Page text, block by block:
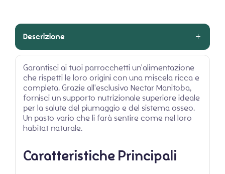
Descrizione
Garantisci ai tuoi parrocchetti un'alimentazione
che rispetti le loro origini con una miscela ricca e
completa. Grazie all'esclusivo Nectar Manitoba,
fornisci un supporto nutrizionale superiore ideale
per la salute del piumaggio e del sistema osseo.
Un pasto vario che li farà sentire come nel loro
habitat naturale.
Caratteristiche Principali